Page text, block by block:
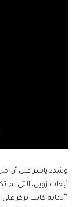
وشدد ياسر على أن من
أبحاث زويل، التي لم
"أبحاثه كانت تركز